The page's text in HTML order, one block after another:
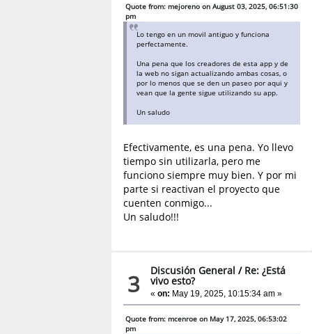
Quote from: mejoreno on August 03, 2025, 06:51:30
pm
Lo tengo en un movil antiguo y funciona
perfectamente.
Una pena que los creadores de esta app y de
la web no sigan actualizando ambas cosas, o
por lo menos que se den un paseo por aqui y
vean que la gente sigue utilizando su app.
Un saludo
Efectivamente, es una pena. Yo llevo
tiempo sin utilizarla, pero me
funciono siempre muy bien. Y por mi
parte si reactivan el proyecto que
cuenten conmigo...
Un saludo!!!
3 Discusión General / Re: ¿Está
vivo esto?
«on: May 19, 2025, 10:15:34 am »
Quote from: mcenroe on May 17, 2025, 06:53:02
pm